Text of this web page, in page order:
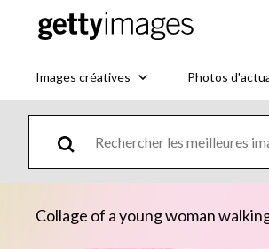
Images créatives Photos
Collage of a young woman